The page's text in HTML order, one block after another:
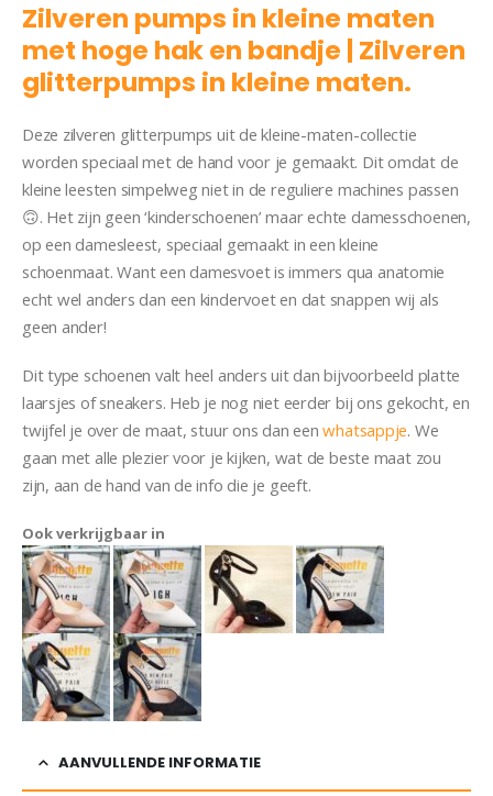
Zilveren pumps in kleine maten
met hoge hak en bandje | Zilveren
glitterpumps in kleine maten.
Deze zilveren glitterpumps uit de kleine-maten-collectie
worden speciaal met de hand voor je gemaakt. Dit omdat de
kleine leesten simpelweg niet in de reguliere machines passen
🙃. Het zijn geen ‘kinderschoenen’ maar echte damesschoenen,
op een damesleest, speciaal gemaakt in een kleine
schoenmaat. Want een damesvoet is immers qua anatomie
echt wel anders dan een kindervoet en dat snappen wij als
geen ander!
Dit type schoenen valt heel anders uit dan bijvoorbeeld platte
laarsjes of sneakers. Heb je nog niet eerder bij ons gekocht, en
twijfel je over de maat, stuur ons dan eenwhatsappje. We
gaan met alle plezier voor je kijken, wat de beste maat zou
zijn, aan de hand van de info die je geeft.
Ook verkrijgbaar in
AANVULLENDE INFORMATIE